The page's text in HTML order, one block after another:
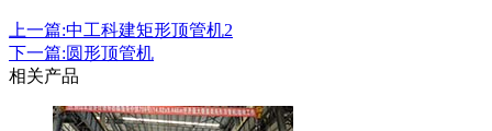
上一篇:中工科建矩形顶管机2
下一篇:圆形顶管机
相关产品